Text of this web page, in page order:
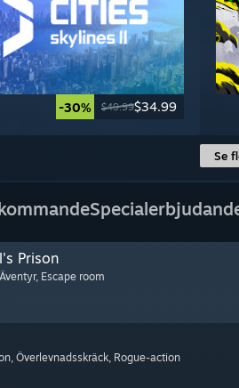
-30% $49.99$34.99
Se
Prison
, Escape room
, Överlevnadsskräck, Rogue-action